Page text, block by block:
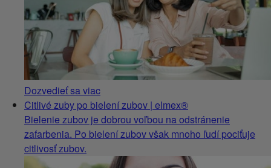
Dozvedieť sa viac
Citlivé zuby po bielení zubov | elmex®
Bielenie zubov je dobrou voľbou na odstránenie
zafarbenia. Po bielení zubov však mnoho ľudí pociťuje
citlivosť zubov.